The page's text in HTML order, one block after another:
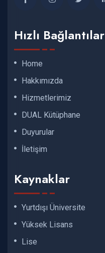
Hızlı Bağlantılar
Home
Hakkımızda
Hizmetlerimiz
DUAL Kütüphane
Duyurular
İletişim
Kaynaklar
Yurtdışı Üniversite
Yüksek Lisans
Lise